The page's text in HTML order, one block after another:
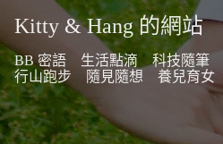
Kitty & Hang 的網站
BB 密語 生活點滴 科技隨筆
行山跑步
隨見隨想 養兒育女